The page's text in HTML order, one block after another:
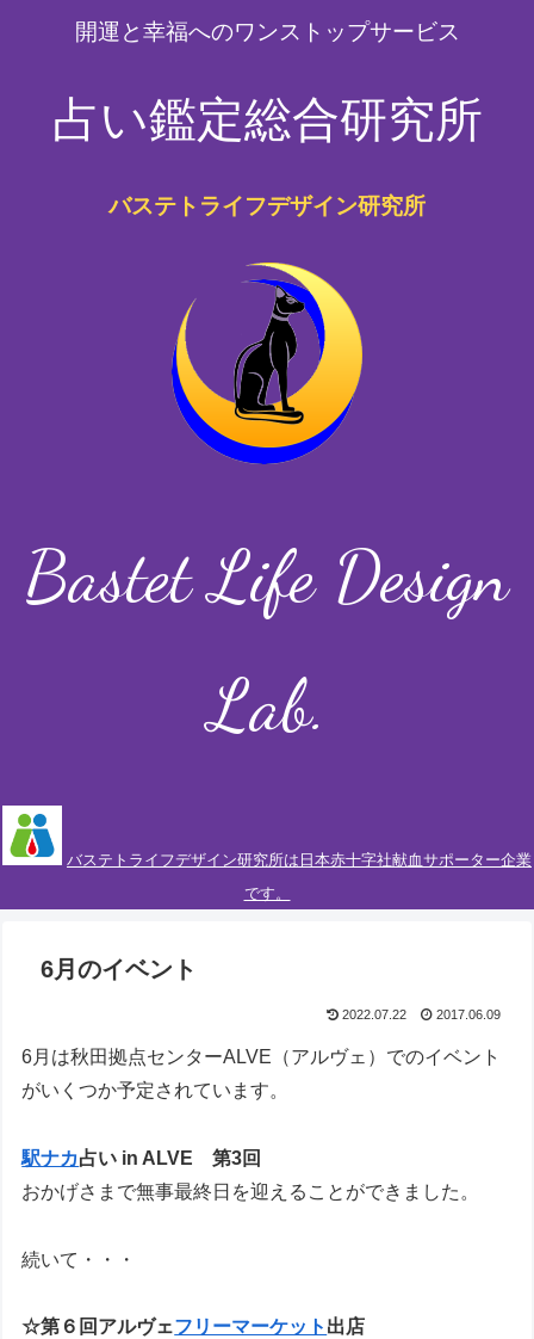
開運と幸福へのワンストップサービス
占い鑑定総合研究所
バステトライフデザイン研究所
Bastet Life Design
Lab.
バステトライフデザイン研究所は日本赤十字社献血サポーター企業
です。
6月のイベント
2022.07.22 2017.06.09
6月は秋田拠点センターALVE（アルヴェ）でのイベント
がいくつか予定されています。
駅ナカ占い in ALVE 第3回
おかげさまで無事最終日を迎えることができました。
続いて・・・
☆第６回アルヴェフリーマーケット 出店